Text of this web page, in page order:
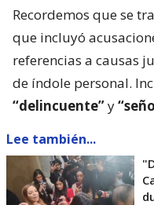
Recordemos que se
que incluyó
referencias a causas
de índole personal.
“delincuente”y
Lee también...